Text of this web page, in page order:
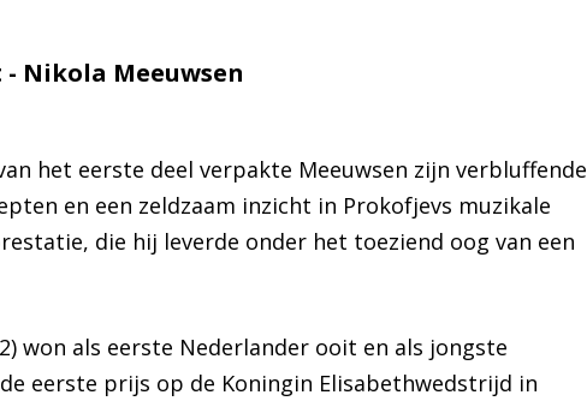
Nikola Meeuwsen
het eerste deel verpakte Meeuwsen zijn verbluffende
en een zeldzaam inzicht in Prokofjevs muzikale
die hij leverde onder het toeziend oog van een
won als eerste Nederlander ooit en als jongste
eerste prijs op de Koningin Elisabethwedstrijd in